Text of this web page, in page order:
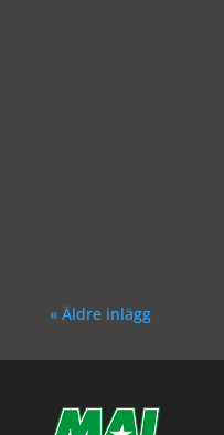
« Äldre inlägg